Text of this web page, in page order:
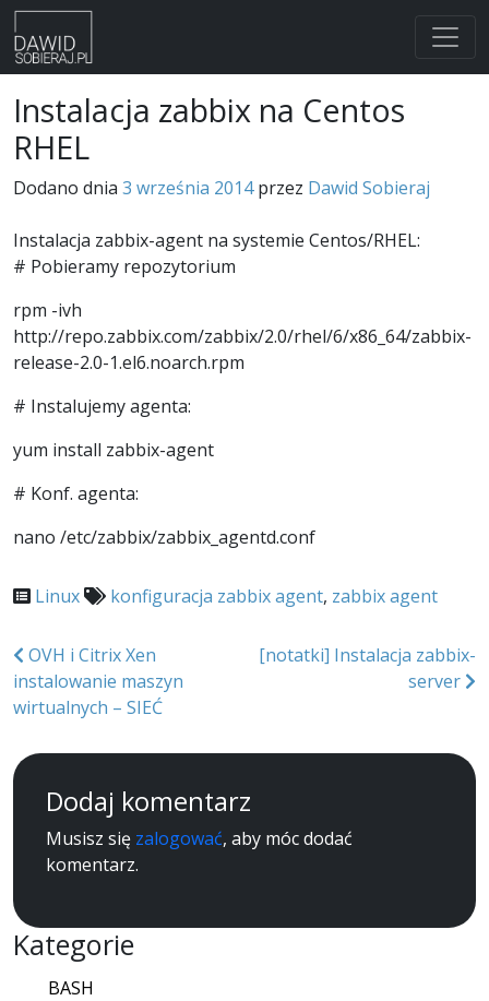
content
Instalacja zabbix na Centos
RHEL
Dodano dnia 3 września 2014przez Dawid Sobieraj
Instalacja zabbix-agent na systemie Centos/RHEL:
# Pobieramy repozytorium
rpm -ivh
http://repo.zabbix.com/zabbix/2.0/rhel/6/x86_64/zabbix-
release-2.0-1.el6.noarch.rpm
# Instalujemy agenta:
yum install zabbix-agent
# Konf. agenta:
nano /etc/zabbix/zabbix_agentd.conf
Linux konfiguracja zabbix agent, zabbix agent
Nawigacja
wpisu
OVH i Citrix Xen
instalowanie maszyn
wirtualnych – SIEĆ
[notatki] Instalacja zabbix-
server
Dodaj komentarz
Musisz się zalogować, aby móc dodać
komentarz.
Kategorie
BASH